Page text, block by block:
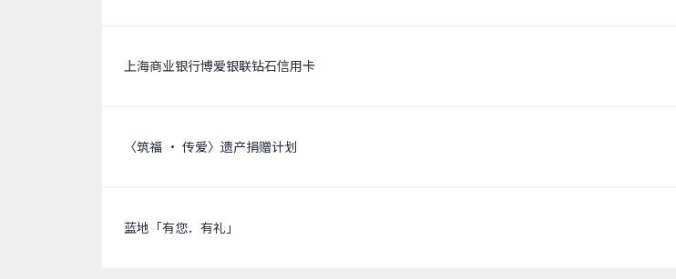
上海商业银行博爱银联钻石信用卡
〈筑福 ‧ 传爱〉遗产捐赠计划
蓝地「有您．有礼」